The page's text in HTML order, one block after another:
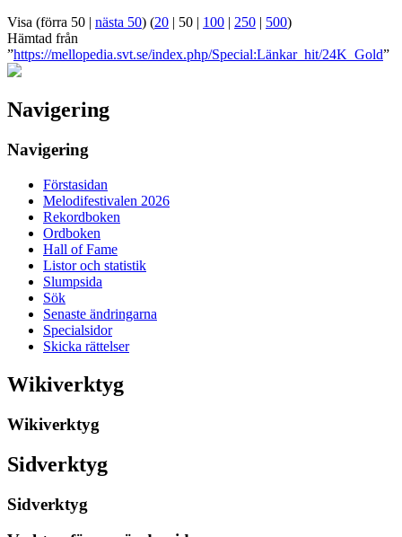
Visa (förra 50 | nästa 50) (20 | 50 | 100 | 250 | 500)
Hämtad från
”https://mellopedia.svt.se/index.php/Special:Länkar_hit/24K_Gold”
Navigering
Navigering
Förstasidan
Melodifestivalen 2026
Rekordboken
Ordboken
Hall of Fame
Listor och statistik
Slumpsida
Sök
Senaste ändringarna
Specialsidor
Skicka rättelser
Wikiverktyg
Wikiverktyg
Sidverktyg
Sidverktyg